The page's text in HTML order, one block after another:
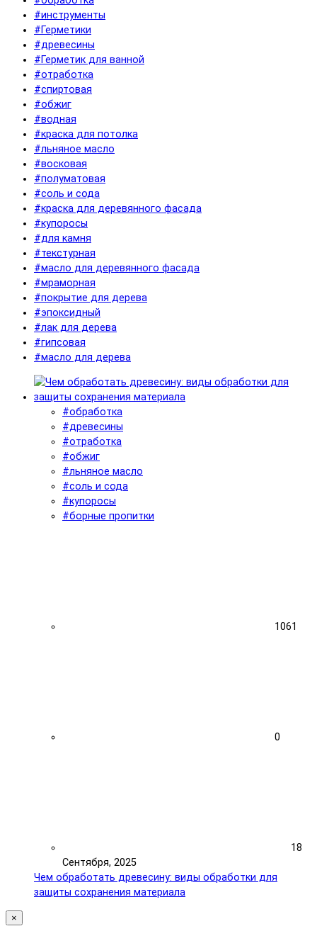
#инструменты
#Герметики
#древесины
#Герметик для ванной
#отработка
#спиртовая
#обжиг
#водная
#краска для потолка
#льняное масло
#восковая
#полуматовая
#соль и сода
#краска для деревянного фасада
#купоросы
#для камня
#текстурная
#масло для деревянного фасада
#мраморная
#покрытие для дерева
#эпоксидный
#лак для дерева
#гипсовая
#масло для дерева
#обработка
#древесины
#отработка
#обжиг
#льняное масло
#соль и сода
#купоросы
#борные пропитки
1061
0
18
Сентября, 2025
Чем обработать древесину: виды обработки для
защиты сохранения материала
×